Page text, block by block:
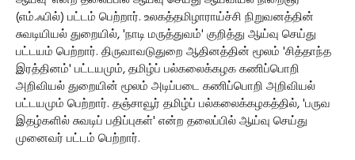
(எம்.ஃபில்) பட்டம் பெற்றார். உலகத்தமிழாராய்ச்சி நிறுவனத்தின்
சுவடியியல் துறையில், 'நாடி மருத்துவம்' குறித்து ஆய்வு செய்து
பட்டயம் பெற்றார். திருவாவடுதுறை ஆதினத்தின் மூலம் 'சித்தாந்த
இரத்தினம்' பட்டயமும், தமிழ்ப் பல்கலைக்கழக கணிப்பொறி
அறிவியல் துறையின் மூலம் அடிப்படை கணிப்பொறி அறிவியல்
பட்டயமும் பெற்றார். தஞ்சாவூர் தமிழ்ப் பல்கலைக்கழகத்தில், 'பருவ
இதழ்களில் சுவடிப் பதிப்புகள்' என்ற தலைப்பில் ஆய்வு செய்து
முனைவர் பட்டம் பெற்றார்.